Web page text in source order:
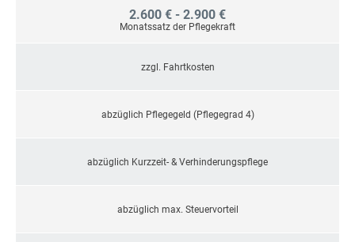
2.600 € - 2.900 €
Monatssatz der Pflegekraft
zzgl. Fahrtkosten
abzüglich Pflegegeld (Pflegegrad 4)
abzüglich Kurzzeit- & Verhinderungspflege
abzüglich max. Steuervorteil